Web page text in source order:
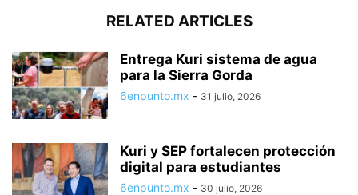
RELATED ARTICLES
Entrega Kuri sistema de agua
para la Sierra Gorda
6enpunto.mx - 31 julio, 2026
Kuri y SEP fortalecen protección
digital para estudiantes
6enpunto.mx - 30 julio, 2026